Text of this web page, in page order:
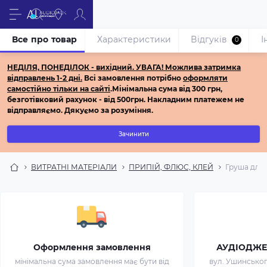
НЕДІЛЯ, ПОНЕДІЛОК - вихідний. УВАГА! Можлива затримка
відправлень 1-2 дні. Всі замовлення потрібно оформляти
самостійно тільки на сайті.Мінімальна сума від 300 грн,
безготівковий рахунок - від 500грн. Накладним платежем не
відправляємо. Дякуємо за розуміння.
Зачинити
ВИТРАТНІ МАТЕРІАЛИ ПРИПІЙ, ФЛЮС, КЛЕЙ Груша для
Оформлення замовлення
мінімальна сума замовлення має бути від
вул.
Все про товар Характеристики Відгуків 0